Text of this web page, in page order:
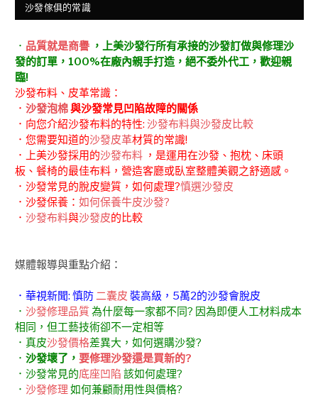
沙發傢俱的常識
． 品質就是商譽 ，上美沙發行所有承接的沙發訂做與修理沙
發的訂單，100%在廠內親手打造，絕不委外代工，歡迎親
臨!
沙發布料、皮革常識：
． 沙發泡棉與沙發常見凹陷故障的關係
．向您介紹沙發布料的特性: 沙發布料與沙發皮比較
．您需要知道的沙發皮革材質的常識!
．上美沙發採用的沙發布料 ，是運用在沙發、抱枕、床頭
板、餐椅的最佳布料，營造客廳或臥室整體美觀之舒適感。
．沙發常見的脫皮變質，如何處理?慎選沙發皮
．沙發保養： 如何保養牛皮沙發?
． 沙發布料與沙發皮的比較
媒體報導與重點介紹：
．華視新聞: 慎防二囊皮 裝高級，5萬2的沙發會脫皮
． 沙發修理品質為什麼每一家都不同? 因為即便人工材料成本
相同，但工藝技術卻不一定相等
．真皮沙發價格差異大，如何選購沙發?
． 沙發壞了， 要修理沙發還是買新的?
．沙發常見的底座凹陷 該如何處理?
． 沙發修理 如何兼顧耐用性與價格?